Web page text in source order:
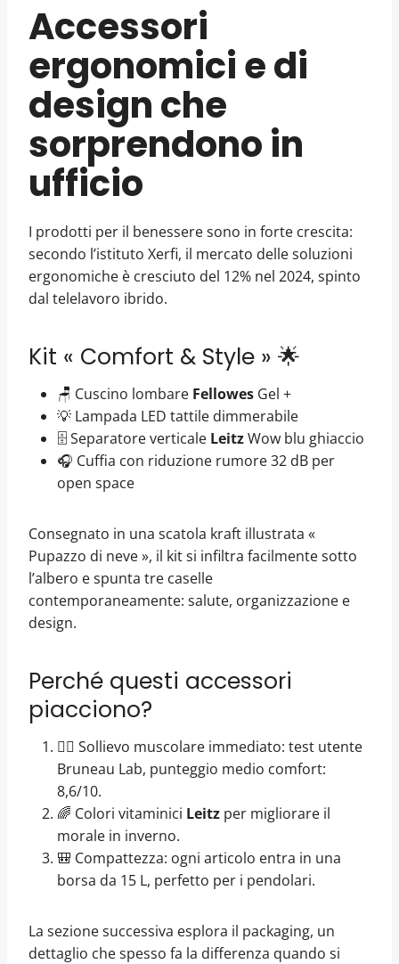
Accessori
ergonomici e di
design che
sorprendono in
ufficio
I prodotti per il benessere sono in forte crescita:
secondo l’istituto Xerfi, il mercato delle soluzioni
ergonomiche è cresciuto del 12% nel 2024, spinto
dal telelavoro ibrido.
Kit « Comfort & Style » 🌟
🪑 Cuscino lombare Fellowes Gel +
💡 Lampada LED tattile dimmerabile
🗄️ Separatore verticale LeitzWow blu ghiaccio
🎧 Cuffia con riduzione rumore 32 dB per
open space
Consegnato in una scatola kraft illustrata «
Pupazzo di neve », il kit si infiltra facilmente sotto
l’albero e spunta tre caselle
contemporaneamente: salute, organizzazione e
design.
Perché questi accessori
piacciono?
💆‍♂️ Sollievo muscolare immediato: test utente
Bruneau Lab, punteggio medio comfort:
8,6/10.
🌈 Colori vitaminici Leitz per migliorare il
morale in inverno.
🎒 Compattezza: ogni articolo entra in una
borsa da 15 L, perfetto per i pendolari.
La sezione successiva esplora il packaging, un
dettaglio che spesso fa la differenza quando si